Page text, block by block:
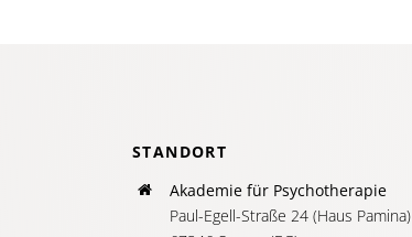
STANDORT
Akademie für Psychotherapie
Paul-Egell-Straße 24 (Haus Pamina)